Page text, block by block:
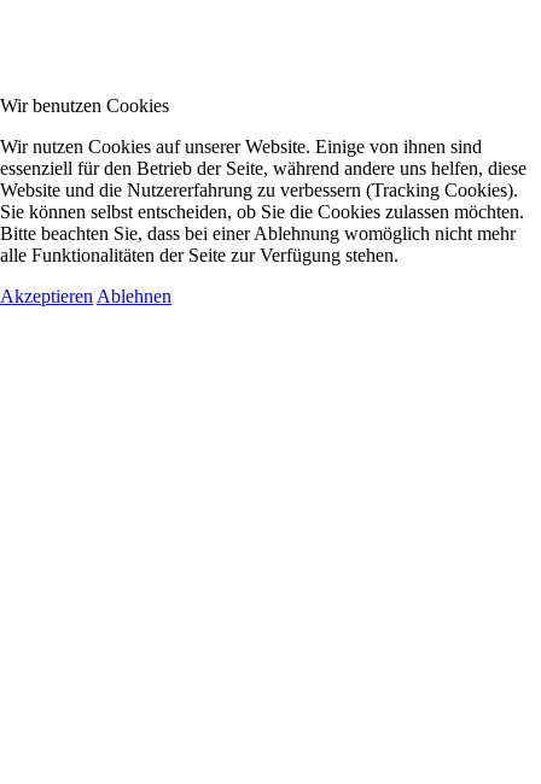
Wir benutzen Cookies
Wir nutzen Cookies auf unserer Website. Einige von ihnen sind
essenziell für den Betrieb der Seite, während andere uns helfen, diese
Website und die Nutzererfahrung zu verbessern (Tracking Cookies).
Sie können selbst entscheiden, ob Sie die Cookies zulassen möchten.
Bitte beachten Sie, dass bei einer Ablehnung womöglich nicht mehr
alle Funktionalitäten der Seite zur Verfügung stehen.
Akzeptieren Ablehnen